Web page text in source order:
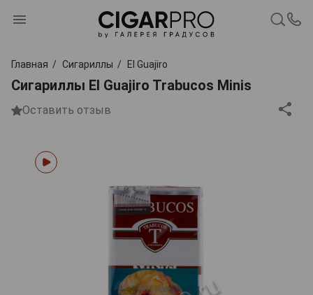
Главная Сигариллы El Guajiro
Сигариллы El Guajiro Trabucos Minis
Оставить отзыв